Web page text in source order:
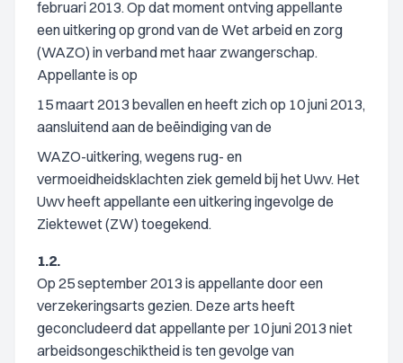
februari 2013. Op dat moment ontving appellante
een uitkering op grond van de Wet arbeid en zorg
(WAZO) in verband met haar zwangerschap.
Appellante is op
15 maart 2013 bevallen en heeft zich op 10 juni 2013,
aansluitend aan de beëindiging van de
WAZO-uitkering, wegens rug- en
vermoeidheidsklachten ziek gemeld bij het Uwv. Het
Uwv heeft appellante een uitkering ingevolge de
Ziektewet (ZW) toegekend.
1.2.
Op 25 september 2013 is appellante door een
verzekeringsarts gezien. Deze arts heeft
geconcludeerd dat appellante per 10 juni 2013 niet
arbeidsongeschiktheid is ten gevolge van